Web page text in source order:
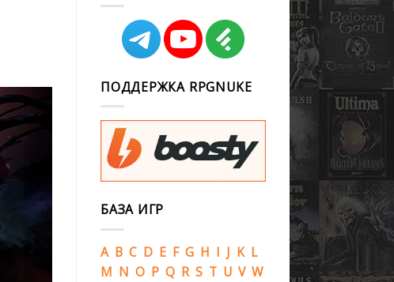
ПОДДЕРЖКА RPGNUKE
БАЗА ИГР
A B C D E F G H I J K L
M N O P Q R S T U V W